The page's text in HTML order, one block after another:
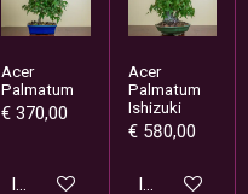
Acer
Palmatum
€ 370,00
In winkelwagen
Acer
Palmatum
Ishizuki
€ 580,00
In winkelwagen